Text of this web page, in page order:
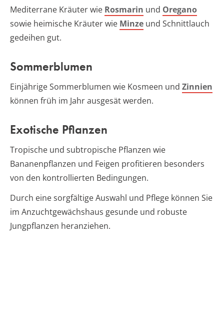
Mediterrane Kräuter wie Rosmarin und Oregano
sowie heimische Kräuter wie Minze und Schnittlauch
gedeihen gut.
Sommerblumen
Einjährige Sommerblumen wie Kosmeen und Zinnien
können früh im Jahr ausgesät werden.
Exotische Pflanzen
Tropische und subtropische Pflanzen wie
Bananenpflanzen und Feigen profitieren besonders
von den kontrollierten Bedingungen.
Durch eine sorgfältige Auswahl und Pflege können Sie
im Anzuchtgewächshaus gesunde und robuste
Jungpflanzen heranziehen.